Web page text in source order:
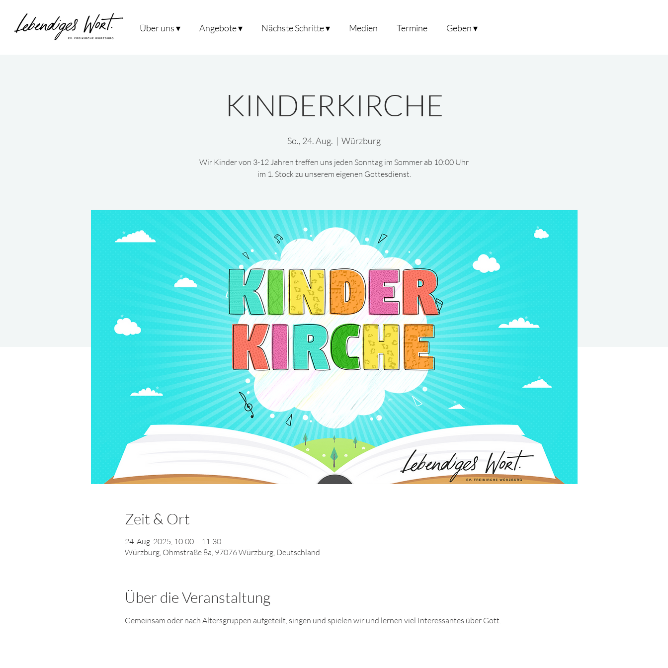
Über uns ▾ Angebote ▾ Nächste Schritte ▾ Medien Termine Geben ▾
KINDERKIRCHE
So., 24. Aug.
  |
Würzburg
Wir Kinder von 3-12 Jahren treffen uns jeden Sonntag im Sommer ab 10:00 Uhr
im 1. Stock zu unserem eigenen Gottesdienst.
Zeit & Ort
24. Aug. 2025, 10:00 – 11:30
Würzburg, Ohmstraße 8a, 97076 Würzburg, Deutschland
Über die Veranstaltung
Gemeinsam oder nach Altersgruppen aufgeteilt, singen und spielen wir und lernen viel Interessantes über Gott.